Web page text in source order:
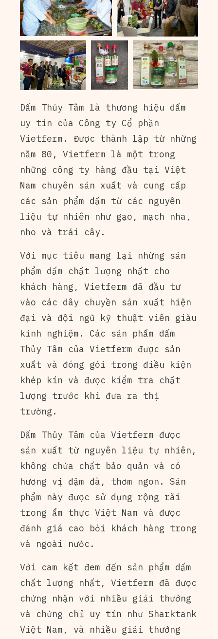
Dấm Thủy Tâm là thương hiệu dấm
uy tín của Công ty Cổ phần
Vietferm. Được thành lập từ những
năm 80, Vietferm là một trong
những công ty hàng đầu tại Việt
Nam chuyên sản xuất và cung cấp
các sản phẩm dấm từ các nguyên
liệu tự nhiên như gạo, mạch nha,
nho và trái cây.
Với mục tiêu mang lại những sản
phẩm dấm chất lượng nhất cho
khách hàng, Vietferm đã đầu tư
vào các dây chuyền sản xuất hiện
đại và đội ngũ kỹ thuật viên giàu
kinh nghiệm. Các sản phẩm dấm
Thủy Tâm của Vietferm được sản
xuất và đóng gói trong điều kiện
khép kín và được kiểm tra chất
lượng trước khi đưa ra thị
trường.
Dấm Thủy Tâm của Vietferm được
sản xuất từ nguyên liệu tự nhiên,
không chứa chất bảo quản và có
hương vị đậm đà, thơm ngon. Sản
phẩm này được sử dụng rộng rãi
trong ẩm thực Việt Nam và được
đánh giá cao bởi khách hàng trong
và ngoài nước.
Với cam kết đem đến sản phẩm dấm
chất lượng nhất, Vietferm đã được
chứng nhận với nhiều giải thưởng
và chứng chỉ uy tín như Sharktank
Việt Nam, và nhiều giải thưởng